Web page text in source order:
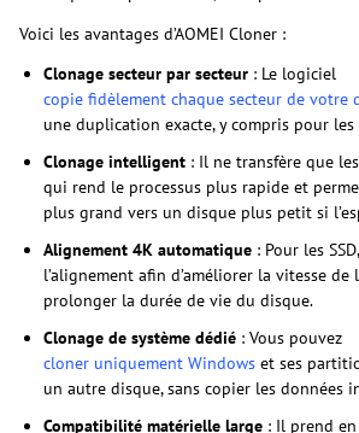
Voici les avantages d’AOMEI Cloner :
Clonage secteur par secteur : Le logiciel
copie fidèlement chaque secteur de votre
une duplication exacte, y compris pour les
Clonage intelligent : Il ne transfère que
qui rend le processus plus rapide et
plus grand vers un disque plus petit si
Alignement 4K automatique : Pour les
l’alignement afin d’améliorer la vitesse
prolonger la durée de vie du disque.
Clonage de système dédié : Vous pouvez
cloner uniquement Windows et ses
un autre disque, sans copier les données
Compatibilité matérielle large : Il prend